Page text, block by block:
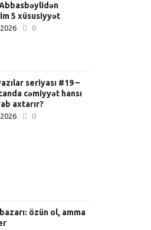
5 xüsusiyyət
0
seriyası #19 –
cəmiyyət hansı
axtarır?
0
özün ol, amma